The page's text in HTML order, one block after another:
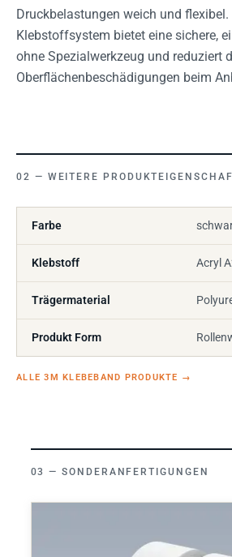
Druckbelastungen weich und flexibel.
Klebstoffsystem bietet eine sichere,
ohne Spezialwerkzeug und reduziert
Oberflächenbeschädigungen beim
WEITERE
Farbe
Klebstoff Acryl
Trägermaterial
Produkt Form
ALLE 3M KLEBEBAND PRODUKTE →
SONDERANFERTIGUNGEN